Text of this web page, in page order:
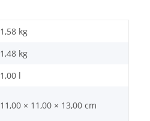
1,58 kg
1,48 kg
1,00 l
11,00 × 11,00 × 13,00 cm